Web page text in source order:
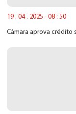
19 . 04 . 2025 - 08 : 50
Câmara aprova crédito